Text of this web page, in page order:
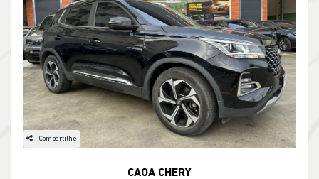
Compartilhe
CAOA CHERY
Caoa Chery Tiggo 5x Pro 1.5 Vvt Turbo Iflex Cvt 24/25 Seminovo
Jeep Potenza Volta Redonda
R$ 116.990,00